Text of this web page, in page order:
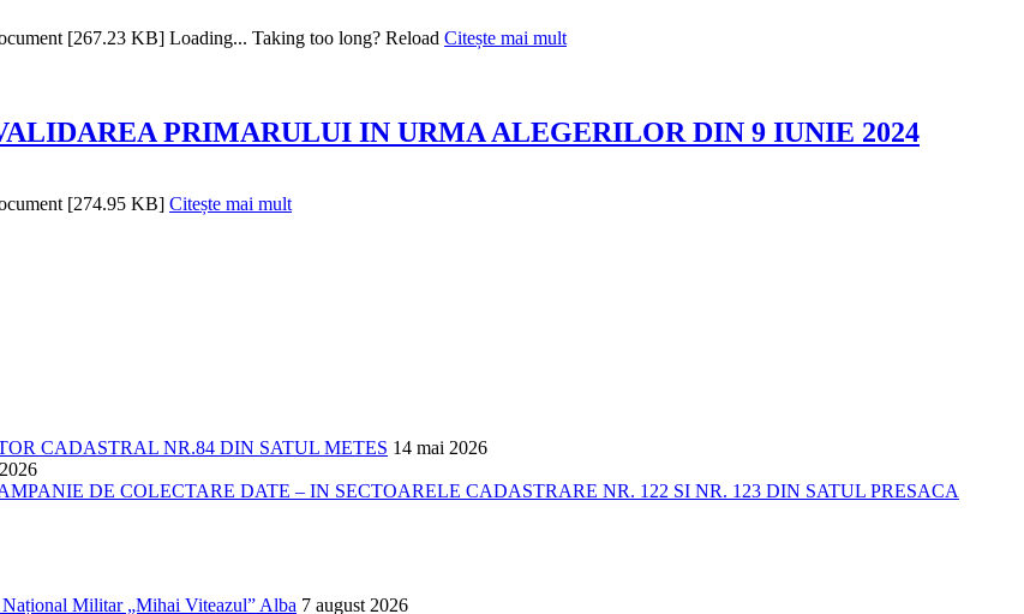
[267.23 KB] Loading... Taking too long? Reload Citește mai mult
PRIMARULUI IN URMA ALEGERILOR DIN 9 IUNIE 2024
[274.95 KB] Citește mai mult
CADASTRAL NR.84 DIN SATUL METES 14 mai 2026
DE COLECTARE DATE – IN SECTOARELE CADASTRARE NR. 122 SI NR. 123 DIN SATUL PRESACA
Național Militar „Mihai Viteazul” Alba 7 august 2026